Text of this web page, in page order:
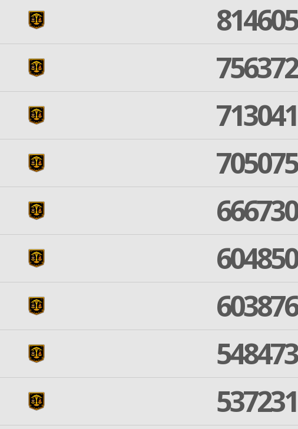
814605
756372
713041
705075
666730
604850
603876
548473
537231